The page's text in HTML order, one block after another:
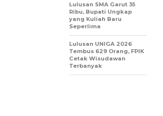
Lulusan SMA Garut 35
Ribu, Bupati Ungkap
yang Kuliah Baru
Seperlima
Lulusan UNIGA 2026
Tembus 629 Orang, FPIK
Cetak Wisudawan
Terbanyak